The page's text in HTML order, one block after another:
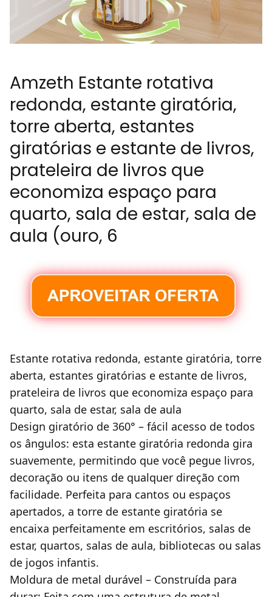
Amzeth Estante rotativa
redonda, estante giratória,
torre aberta, estantes
giratórias e estante de livros,
prateleira de livros que
economiza espaço para
quarto, sala de estar, sala de
aula (ouro, 6
Estante rotativa redonda, estante giratória, torre
aberta, estantes giratórias e estante de livros,
prateleira de livros que economiza espaço para
quarto, sala de estar, sala de aula
Design giratório de 360° – fácil acesso de todos
os ângulos: esta estante giratória redonda gira
suavemente, permitindo que você pegue livros,
decoração ou itens de qualquer direção com
facilidade. Perfeita para cantos ou espaços
apertados, a torre de estante giratória se
encaixa perfeitamente em escritórios, salas de
estar, quartos, salas de aula, bibliotecas ou salas
de jogos infantis.
Moldura de metal durável – Construída para